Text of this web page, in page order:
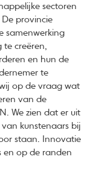
sectoren
provincie
samenwerking
creëren,
en hun de
te
op de vraag wat
van de
We zien dat er uit
kunstenaars bij
staan. Innovatie
en op de randen